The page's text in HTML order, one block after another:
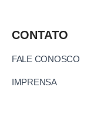
CONTATO
FALE CONOSCO
IMPRENSA